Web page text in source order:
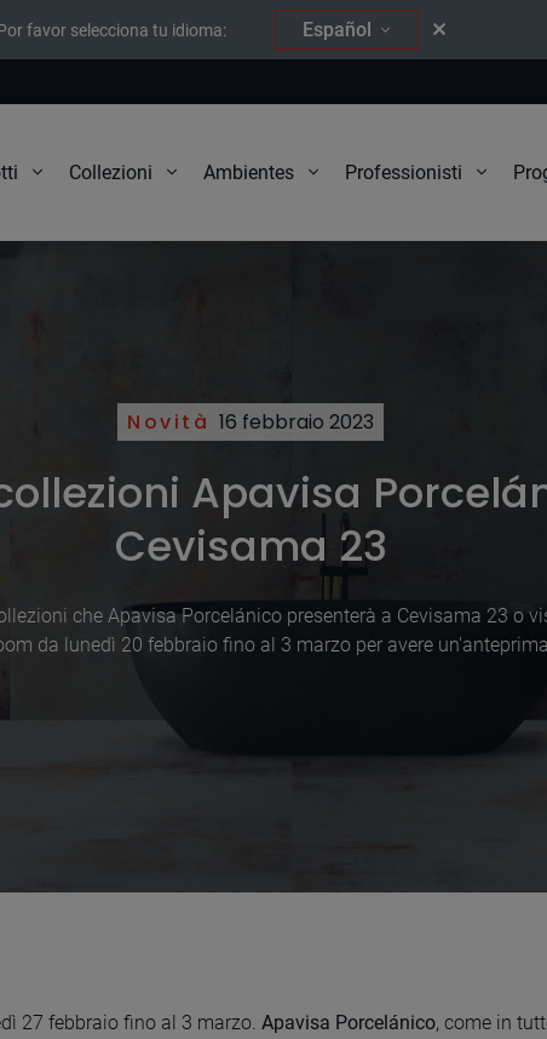
favor selecciona tu idioma: Español
Collezioni Ambientes Professionisti
Novità 16 febbraio 2023
Apavisa
Cevisama 23
che Apavisa Porcelánico presenterà a Cevisama 23 o
da lunedì 20 febbraio fino al 3 marzo per avere
27 febbraio fino al 3 marzo. Apavisa Porcelánico, come in